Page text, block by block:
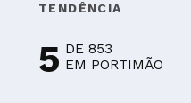
TENDÊNCIA
5 DE 853
EM PORTIMÃO